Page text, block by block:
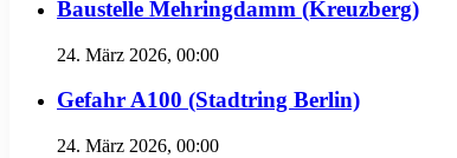
Baustelle Mehringdamm (Kreuzberg)
24. März 2026, 00:00
Gefahr A100 (Stadtring Berlin)
24. März 2026, 00:00